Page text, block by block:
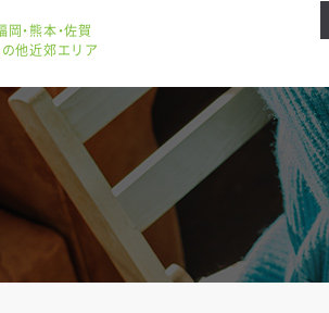
岡・熊本・佐賀
他近郊エリア